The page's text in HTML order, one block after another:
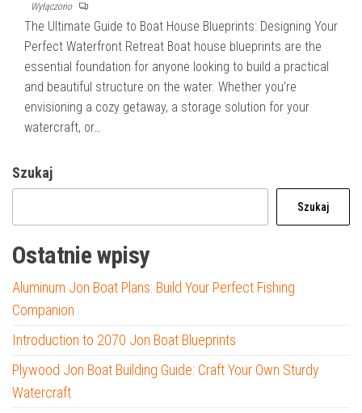
Wyłączono
The Ultimate Guide to Boat House Blueprints: Designing Your
Perfect Waterfront Retreat Boat house blueprints are the
essential foundation for anyone looking to build a practical
and beautiful structure on the water. Whether you’re
envisioning a cozy getaway, a storage solution for your
watercraft, or…
Szukaj
Szukaj
Ostatnie wpisy
Aluminum Jon Boat Plans: Build Your Perfect Fishing
Companion
Introduction to 2070 Jon Boat Blueprints
Plywood Jon Boat Building Guide: Craft Your Own Sturdy
Watercraft